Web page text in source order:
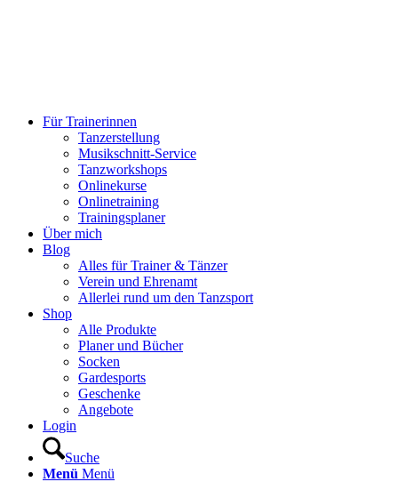
Für Trainerinnen
Tanzerstellung
Musikschnitt-Service
Tanzworkshops
Onlinekurse
Onlinetraining
Trainingsplaner
Über mich
Blog
Alles für Trainer & Tänzer
Verein und Ehrenamt
Allerlei rund um den Tanzsport
Shop
Alle Produkte
Planer und Bücher
Socken
Gardesports
Geschenke
Angebote
Login
Suche
Menü Menü